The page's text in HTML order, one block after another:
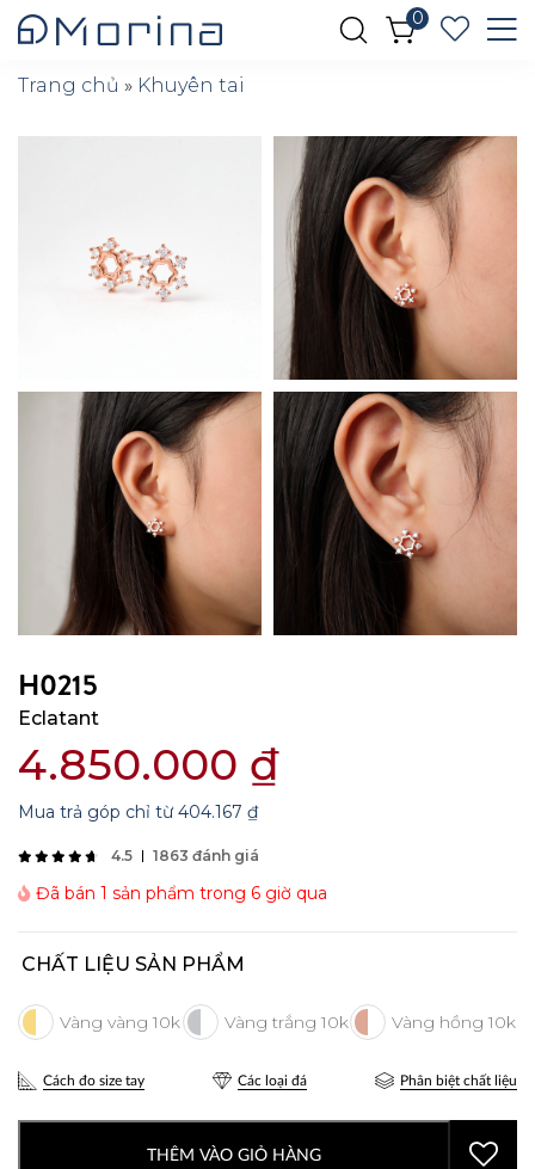
0
Trang chủ » Khuyên tai
H0215
Eclatant
4.850.000 ₫
Mua trả góp chỉ từ404.167 ₫
4.5 1863 đánh giá
Đã bán 1 sản phẩm trong 6 giờ qua
CHẤT LIỆU SẢN PHẨM
Cách đo size tay Các loại đá Phân biệt chất liệu
THÊM VÀO GIỎ HÀNG